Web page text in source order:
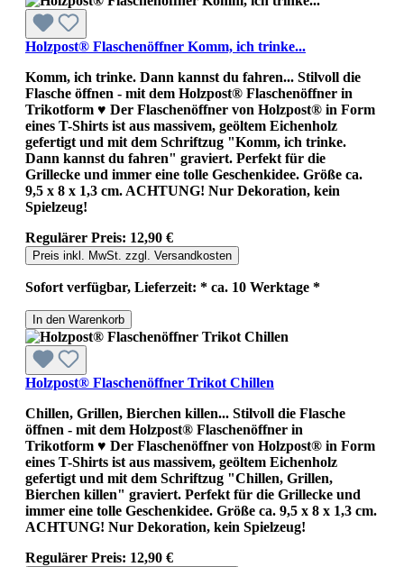
Holzpost® Flaschenöffner Komm, ich trinke...
Komm, ich trinke. Dann kannst du fahren... Stilvoll die
Flasche öffnen - mit dem Holzpost® Flaschenöffner in
Trikotform ♥ Der Flaschenöffner von Holzpost® in Form
eines T-Shirts ist aus massivem, geöltem Eichenholz
gefertigt und mit dem Schriftzug "Komm, ich trinke.
Dann kannst du fahren" graviert. Perfekt für die
Grillecke und immer eine tolle Geschenkidee. Größe ca.
9,5 x 8 x 1,3 cm. ACHTUNG! Nur Dekoration, kein
Spielzeug!
Regulärer Preis: 12,90 €
Preis inkl. MwSt. zzgl. Versandkosten
Sofort verfügbar, Lieferzeit: * ca. 10 Werktage *
In den Warenkorb
Holzpost® Flaschenöffner Trikot Chillen
Chillen, Grillen, Bierchen killen... Stilvoll die Flasche
öffnen - mit dem Holzpost® Flaschenöffner in
Trikotform ♥ Der Flaschenöffner von Holzpost® in Form
eines T-Shirts ist aus massivem, geöltem Eichenholz
gefertigt und mit dem Schriftzug "Chillen, Grillen,
Bierchen killen" graviert. Perfekt für die Grillecke und
immer eine tolle Geschenkidee. Größe ca. 9,5 x 8 x 1,3 cm.
ACHTUNG! Nur Dekoration, kein Spielzeug!
Regulärer Preis: 12,90 €